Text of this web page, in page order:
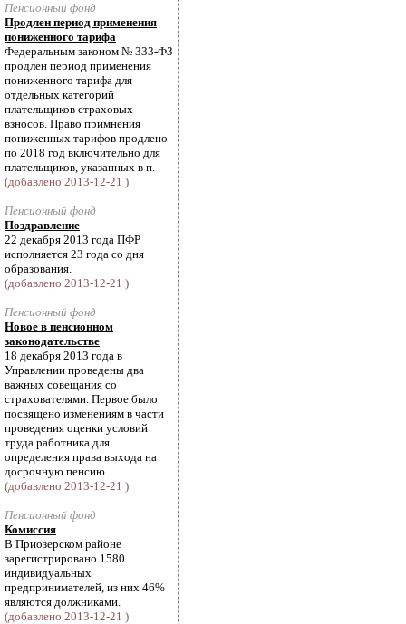
Пенсионный фонд
Продлен период применения
пониженного тарифа
Федеральным законом № 333-ФЗ
продлен период применения
пониженного тарифа для
отдельных категорий
плательщиков страховых
взносов. Право примнения
пониженных тарифов продлено
по 2018 год включительно для
плательщиков, указанных в п.
(добавлено 2013-12-21 )
Пенсионный фонд
Поздравление
22 декабря 2013 года ПФР
исполняется 23 года со дня
образования.
(добавлено 2013-12-21 )
Пенсионный фонд
Новое в пенсионном
законодательстве
18 декабря 2013 года в
Управлении проведены два
важных совещания со
страхователями. Первое было
посвящено изменениям в части
проведения оценки условий
труда работника для
определения права выхода на
досрочную пенсию.
(добавлено 2013-12-21 )
Пенсионный фонд
Комиссия
В Приозерском районе
зарегистрировано 1580
индивидуальных
предпринимателей, из них 46%
являются должниками.
(добавлено 2013-12-21 )